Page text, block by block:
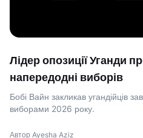
Лідер опозиції Уганди
напередодні виборів
Бобі Вайн закликав угандійців
виборами 2026 року.
Автор Ayesha Aziz